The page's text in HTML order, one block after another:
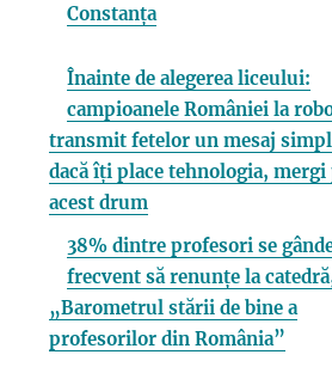
Constanța
Înainte de alegerea liceului:
campioanele României la
transmit fetelor un mesaj
dacă îți place tehnologia, mergi
acest drum
38% dintre profesori se
frecvent să renunțe la
„Barometrul stării de bine a
profesorilor din România”